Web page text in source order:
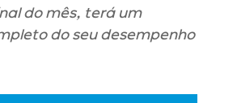
do mês, terá um
do seu desempenho